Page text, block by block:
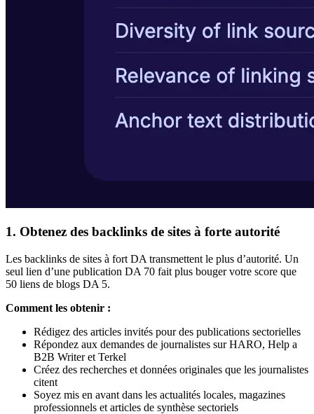
1. Obtenez des backlinks de sites à forte autorité
Les backlinks de sites à fort DA transmettent le plus d’autorité. Un
seul lien d’une publication DA 70 fait plus bouger votre score que
50 liens de blogs DA 5.
Comment les obtenir :
Rédigez des articles invités pour des publications sectorielles
Répondez aux demandes de journalistes sur HARO, Help a
B2B Writer et Terkel
Créez des recherches et données originales que les journalistes
citent
Soyez mis en avant dans les actualités locales, magazines
professionnels et articles de synthèse sectoriels